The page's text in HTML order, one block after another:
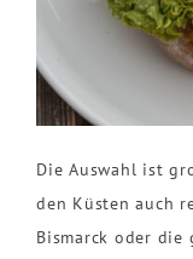
Die Auswahl ist
den Küsten auch
Bismarck oder die